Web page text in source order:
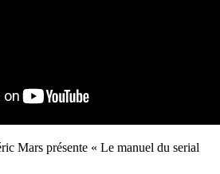
Mars présente « Le manuel du serial